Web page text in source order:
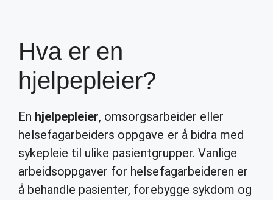
Hva er en
hjelpepleier?
En hjelpepleier, omsorgsarbeider eller
helsefagarbeiders oppgave er å bidra med
sykepleie til ulike pasientgrupper. Vanlige
arbeidsoppgaver for helsefagarbeideren er
å behandle pasienter, forebygge sykdom og